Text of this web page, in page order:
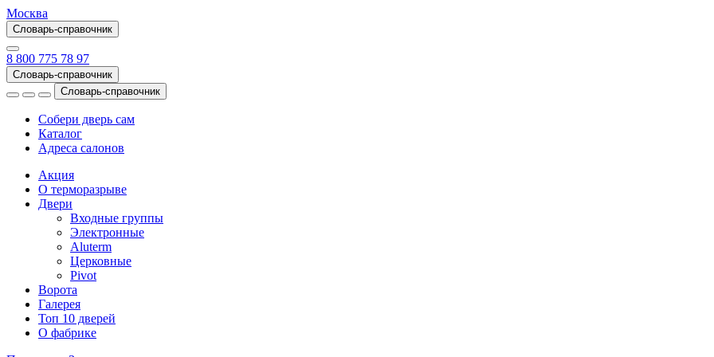
Москва
Словарь-справочник
8 800 775 78 97
Словарь-справочник
Словарь-справочник
Собери дверь сам
Каталог
Адреса салонов
Акция
О терморазрыве
Двери
Входные группы
Электронные
Aluterm
Церковные
Pivot
Ворота
Галерея
Топ 10 дверей
О фабрике